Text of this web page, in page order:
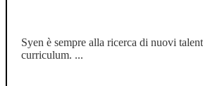
Syen è sempre alla ricerca di nuovi
curriculum. ...